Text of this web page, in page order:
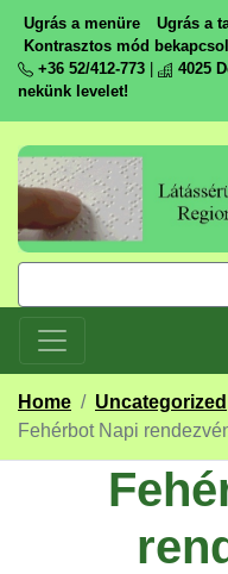
Ugrás a menüre Ugrás a
Kontrasztos mód
+36 52/412-773
4025
nekünk levelet!
Home / Uncategorized
Fehérbot Napi